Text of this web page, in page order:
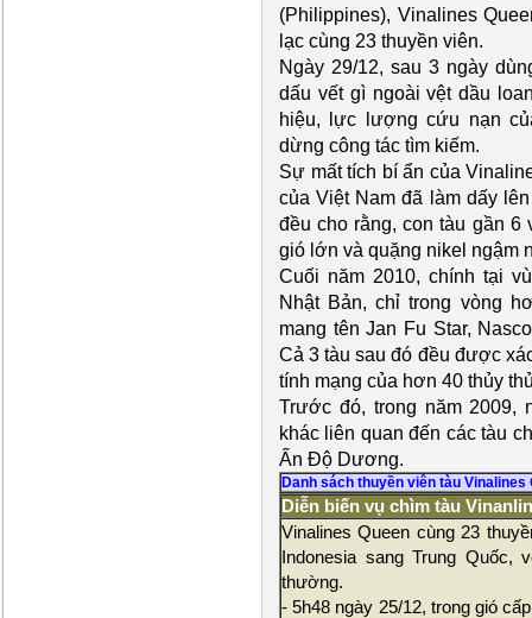
(Philippines), Vinalines
lạc cùng 23 thuyền viên.
Ngày 29/12, sau 3 ngày
dấu vết gì ngoài vệt dầu
hiệu, lực lượng cứu nạn
dừng công tác tìm kiếm.
Sự mất tích bí ẩn của
của Việt Nam đã làm dấy
đều cho rằng, con tàu gần 6
gió lớn và quặng nikel ngậm
Cuối năm 2010, chính tại
Nhật Bản, chỉ trong vòng
mang tên Jan Fu Star,
Cả 3 tàu sau đó đều được
tính mạng của hơn 40 thủy
Trước đó, trong năm 2009,
khác liên quan đến các tàu
Ấn Độ Dương.
Danh sách thuyền viên tàu Vinalines
Diễn biến vụ chìm tàu
Vinalines Queen cùng 23
Indonesia sang Trung
thường.
- 5h48 ngày 25/12, trong gió